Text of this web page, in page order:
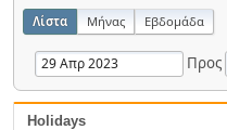
Λίστα Μήνας Εβδομάδα
Προς
Holidays